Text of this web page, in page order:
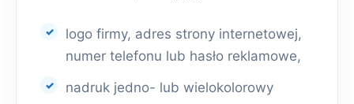
logo firmy, adres strony internetowej,
numer telefonu lub hasło reklamowe,
nadruk jedno- lub wielokolorowy